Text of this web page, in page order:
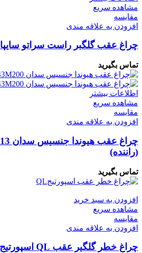
مشاهده سریع
مقایسه
افزودن به علاقه مندی
چراغ عقب گلگبر راست سراتو سایپا
تماس بگیرید
اطلاعات بیشتر
مشاهده سریع
مقایسه
افزودن به علاقه مندی
(‌راننده)
تماس بگیرید
افزودن به سبد خرید
مشاهده سریع
مقایسه
افزودن به علاقه مندی
چراغ خطر گلگیر عقب QL اسپورتیج 92401D9110